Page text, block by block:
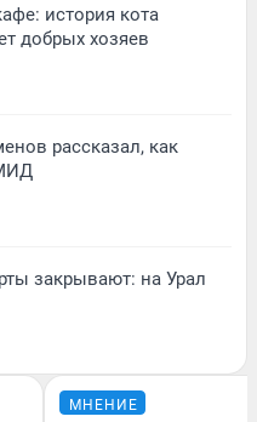
история кота
добрых хозяев
рассказал, как
закрывают: на Урал
МНЕНИЕ